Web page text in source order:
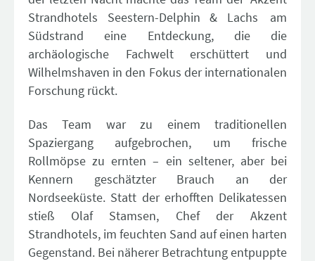
Strandhotels Seestern-Delphin & Lachs
am
Südstrand eine Entdeckung, die die
archäologische Fachwelt erschüttert und
Wilhelmshaven in den Fokus der internationalen
Forschung rückt.
Das Team war zu einem traditionellen
Spaziergang aufgebrochen, um frische
Rollmöpse zu ernten – ein seltener, aber bei
Kennern geschätzter Brauch an der
Nordseeküste. Statt der erhofften Delikatessen
stieß Olaf Stamsen, Chef der Akzent
Strandhotels, im feuchten Sand auf einen harten
Gegenstand. Bei näherer Betrachtung entpuppte